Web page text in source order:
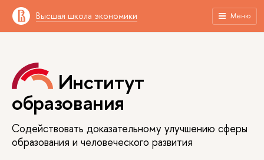
Высшая школа экономики Меню
Институт
образования
Содействовать доказательному улучшению сферы
образования и человеческого развития